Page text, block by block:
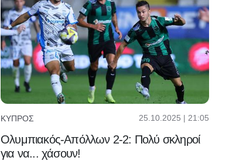
ΚΎΠΡΟΣ 25.10.2025 | 21:05
Ολυμπιακός-Απόλλων 2-2: Πολύ σκληροί
για να... χάσουν!